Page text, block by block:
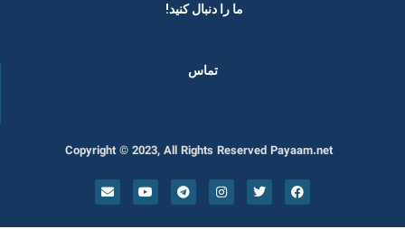
ما را دنبال کنید! ​
تماس
Copyright © 2023, All Rights Reserved Payaam.net